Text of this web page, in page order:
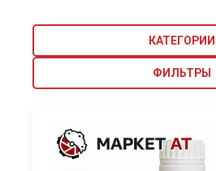
КАТЕГОРИИ
ФИЛЬТРЫ